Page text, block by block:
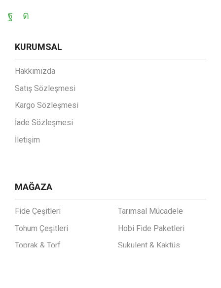
KURUMSAL
Hakkımızda
Satış Sözleşmesi
Kargo Sözleşmesi
İade Sözleşmesi
İletişim
MAĞAZA
Fide Çeşitleri
Tohum Çeşitleri
Toprak & Torf
Tarımsal Mücadele
Hobi Fide Paketleri
Sukulent & Kaktüs